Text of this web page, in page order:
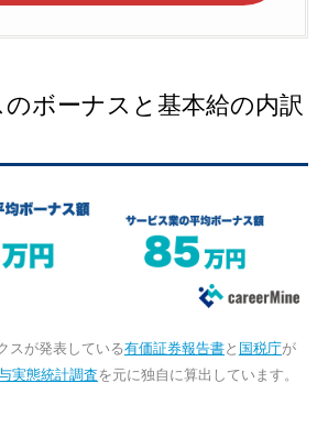
ボーナスと基本給の内訳
が発表している有価証券報告書と 国税庁が
実態統計調査を元に独自に算出しています。